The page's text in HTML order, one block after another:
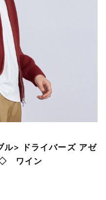
ル> ドライバーズ アゼ
◇ ワイン